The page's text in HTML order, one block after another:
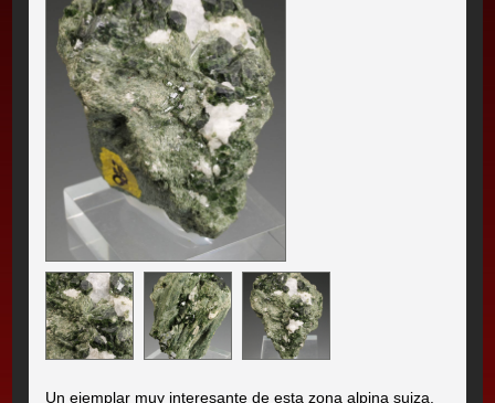
Un ejemplar muy interesante de esta zona alpina suiza.